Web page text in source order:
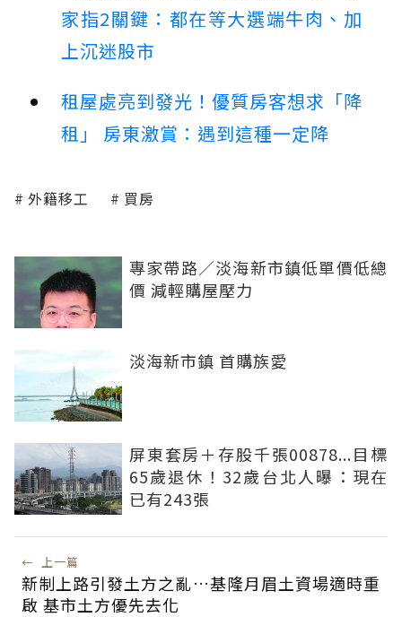
家指2關鍵：都在等大選端牛肉、加
上沉迷股市
租屋處亮到發光！優質房客想求「降
租」 房東激賞：遇到這種一定降
外籍移工 買房
專家帶路／淡海新市鎮低單價低總
價 減輕購屋壓力
淡海新市鎮 首購族愛
屏東套房＋存股千張00878...目標
65歲退休！32歲台北人曝：現在
已有243張
← 上一篇
新制上路引發土方之亂…基隆月眉土資場適時重
啟 基市土方優先去化